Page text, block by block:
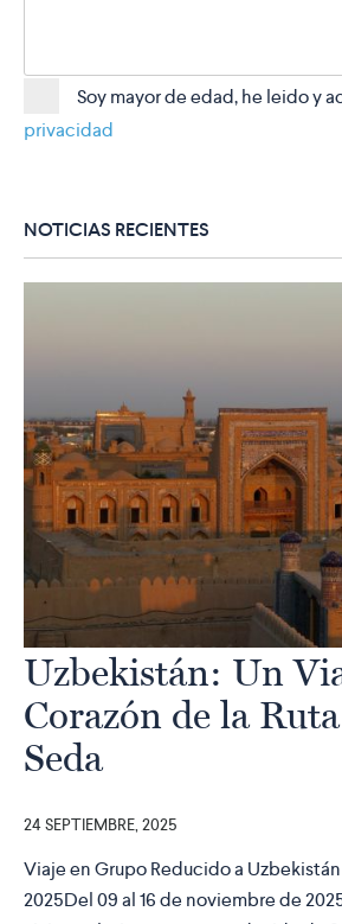
Soy mayor de edad, he leido y
privacidad
NOTICIAS RECIENTES
Uzbekistán: Un
Corazón de la
Seda
24 SEPTIEMBRE, 2025
Viaje en Grupo Reducido a
2025Del 09 al 16 de noviembre de